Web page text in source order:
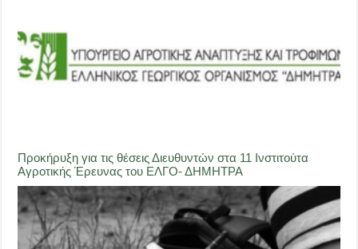
Προκήρυξη για τις θέσεις Διευθυντών στα 11 Ινστιτούτα
Αγροτικής Έρευνας του ΕΛΓΟ- ΔΗΜΗΤΡΑ